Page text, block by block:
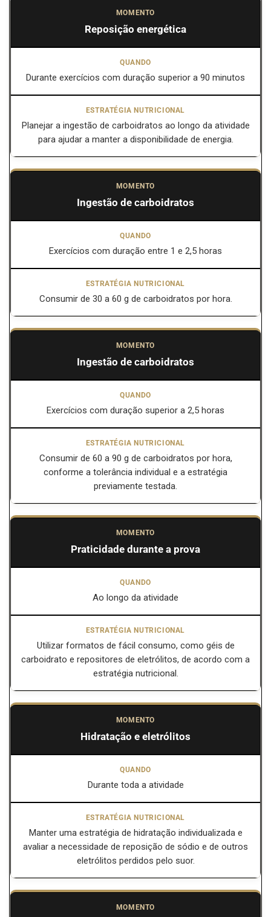
Reposição energética
Durante exercícios com duração superior a 90 minutos
Planejar a ingestão de carboidratos ao longo da atividade
para ajudar a manter a disponibilidade de energia.
Ingestão de carboidratos
Exercícios com duração entre 1 e 2,5 horas
Consumir de 30 a 60 g de carboidratos por hora.
Ingestão de carboidratos
Exercícios com duração superior a 2,5 horas
Consumir de 60 a 90 g de carboidratos por hora,
conforme a tolerância individual e a estratégia
previamente testada.
Praticidade durante a prova
Ao longo da atividade
Utilizar formatos de fácil consumo, como géis de
carboidrato e repositores de eletrólitos, de acordo com a
estratégia nutricional.
Hidratação e eletrólitos
Durante toda a atividade
Manter uma estratégia de hidratação individualizada e
avaliar a necessidade de reposição de sódio e de outros
eletrólitos perdidos pelo suor.